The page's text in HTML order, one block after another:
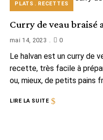
PLATS RECETTES
Curry de veau braisé
mai 14, 2023 0
Le halvan est un curry de
recette, très facile à
ou, mieux, de petits pains
LIRE LA SUITE